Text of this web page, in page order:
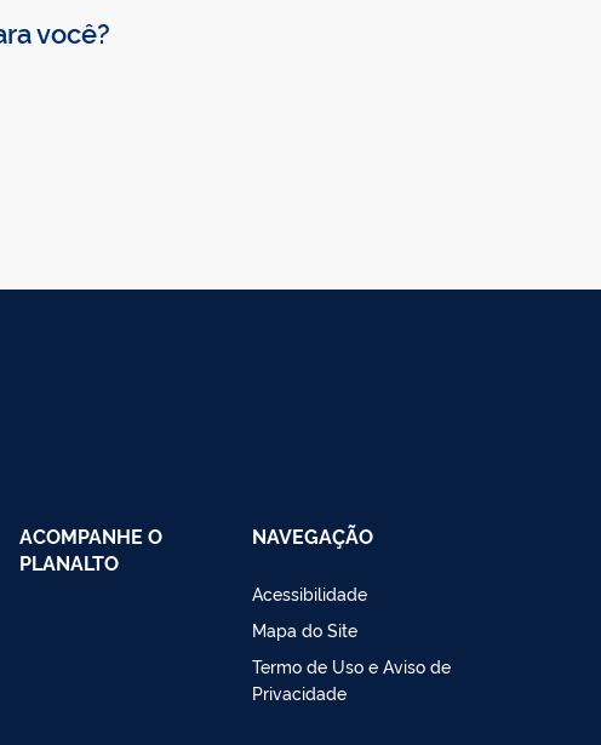
você?
ACOMPANHE O
PLANALTO
NAVEGAÇÃO
Acessibilidade
Mapa do Site
Termo de Uso e Aviso de
Privacidade